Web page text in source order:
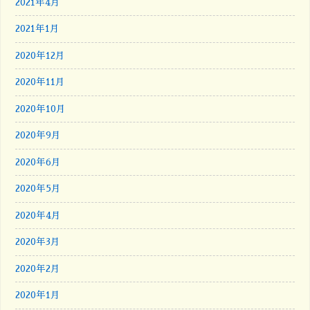
2021年4月
2021年1月
2020年12月
2020年11月
2020年10月
2020年9月
2020年6月
2020年5月
2020年4月
2020年3月
2020年2月
2020年1月